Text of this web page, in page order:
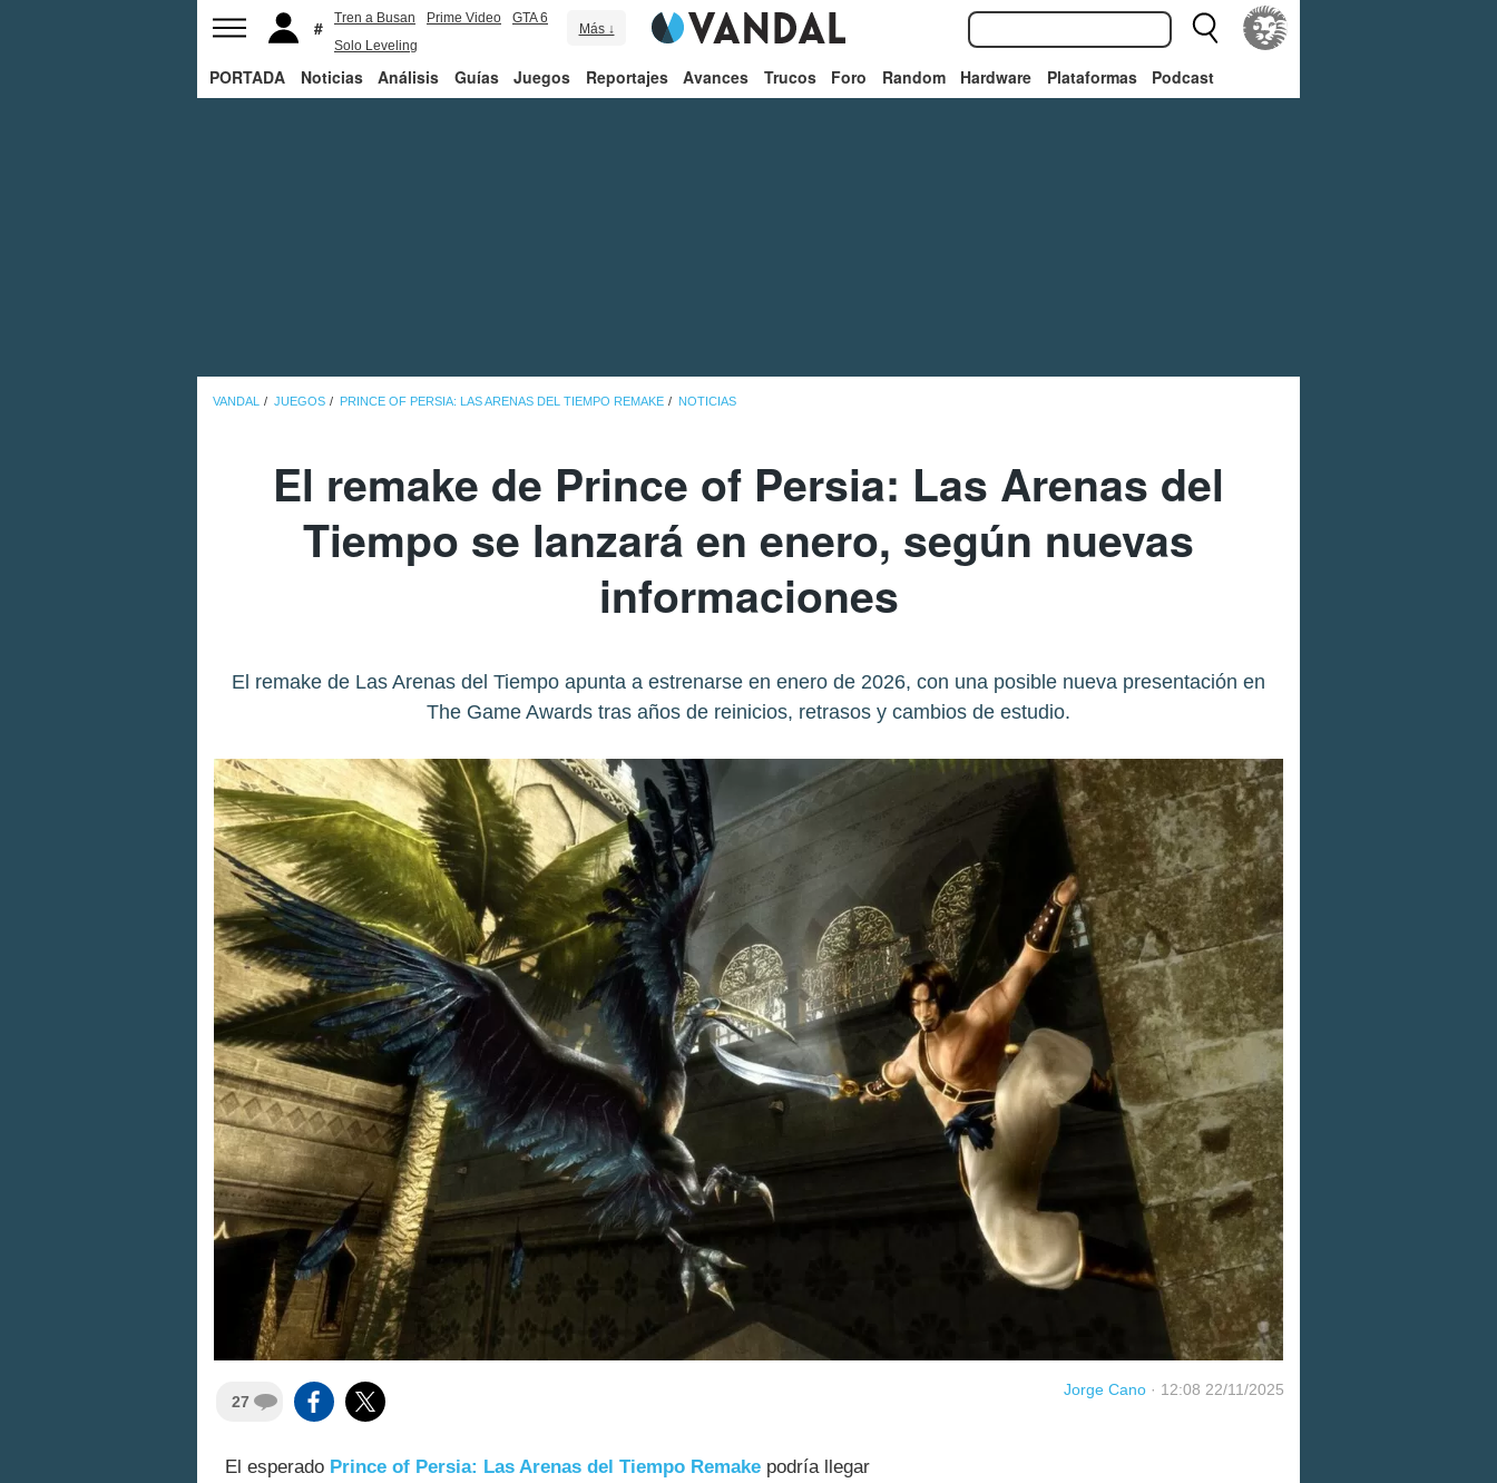
Tren a Busan Prime Video
GTA 6
Solo Leveling
Más ↓
PORTADA Noticias Análisis Guías Juegos Reportajes Avances Trucos Foro Random Hardware Plataformas Podcast
VANDAL JUEGOS PRINCE OF PERSIA: LAS ARENAS DEL TIEMPO REMAKE NOTICIAS
El remake de Prince of Persia: Las Arenas del
Tiempo se lanzará en enero, según nuevas
informaciones
El remake de Las Arenas del Tiempo apunta a estrenarse en enero de 2026, con una posible nueva presentación en
The Game Awards tras años de reinicios, retrasos y cambios de estudio.
27
Jorge Cano · 12:08 22/11/2025
El esperado Prince of Persia: Las Arenas del Tiempo Remake podría llegar